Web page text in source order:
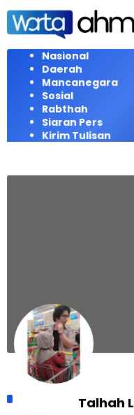
Langsung
konten
Nasional
Daerah
Mancanegara
Sosial
Rabthah
Siaran Pers
Kirim Tulisan
Talhah